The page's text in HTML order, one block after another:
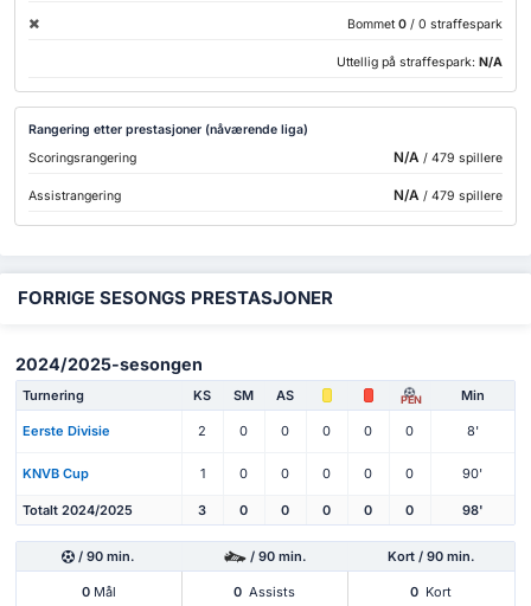
Bommet 0 / 0 straffespark
Uttellig på straffespark: N/A
Rangering etter prestasjoner (nåværende liga)
Scoringsrangering
N/A / 479 spillere
Assistrangering N/A / 479 spillere
FORRIGE SESONGS PRESTASJONER
2024/2025-sesongen
Turnering KS SM AS PEN Min
Eerste Divisie 2 0 0 0 0 0 8'
KNVB Cup 1 0 0 0 0 0 90'
Totalt 2024/2025 3 0 0 0 0 0 98'
/ 90 min. / 90 min. Kort / 90 min.
0Mål 0 Assists 0 Kort